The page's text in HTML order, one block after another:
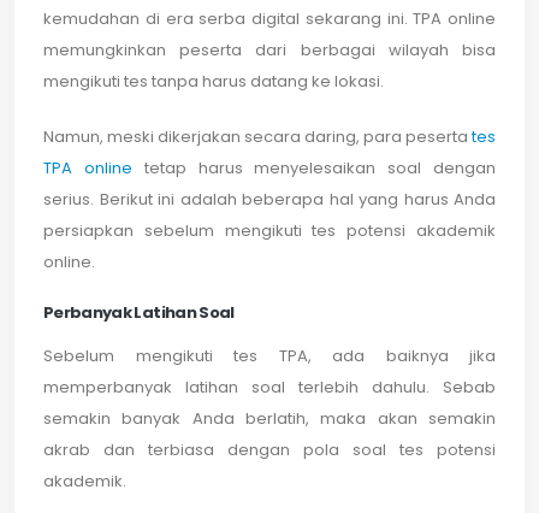
kemudahan di era serba digital sekarang ini. TPA online
memungkinkan peserta dari berbagai wilayah bisa
mengikuti tes tanpa harus datang ke lokasi.
Namun, meski dikerjakan secara daring, para pesertates
TPA online tetap harus menyelesaikan soal dengan
serius. Berikut ini adalah beberapa hal yang harus Anda
persiapkan sebelum mengikuti tes potensi akademik
online.
Perbanyak Latihan Soal
Sebelum mengikuti tes TPA, ada baiknya jika
memperbanyak latihan soal terlebih dahulu. Sebab
semakin banyak Anda berlatih, maka akan semakin
akrab dan terbiasa dengan pola soal tes potensi
akademik.